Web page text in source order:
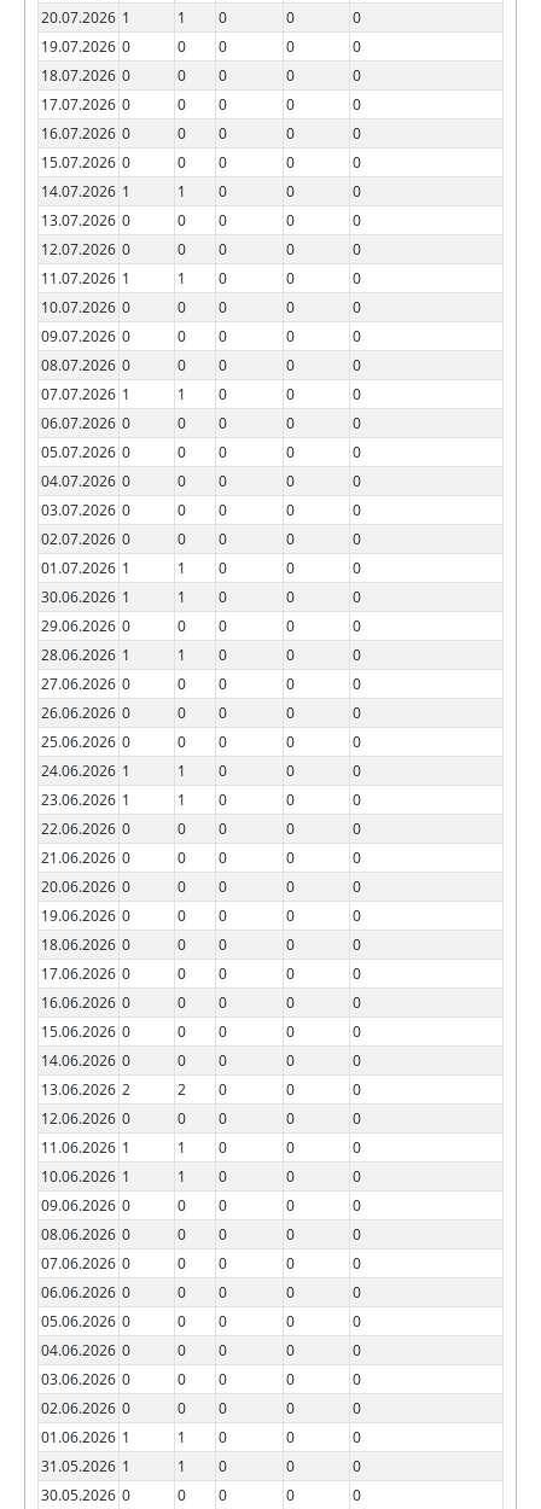
20.07.2026 1 1 0 0
0
19.07.2026 0 0 0 0
0
18.07.2026 0 0 0 0
0
17.07.2026 0 0 0 0
0
16.07.2026 0 0 0 0
0
15.07.2026 0 0 0 0
0
14.07.2026 1 1 0 0
0
13.07.2026 0 0 0 0
0
12.07.2026 0 0 0 0
0
11.07.2026 1 1 0 0
0
10.07.2026 0 0 0 0
0
09.07.2026 0 0 0 0
0
08.07.2026 0 0 0 0
0
07.07.2026 1 1 0 0
0
06.07.2026 0 0 0 0
0
05.07.2026 0 0 0 0
0
04.07.2026 0 0 0 0
0
03.07.2026 0 0 0 0
0
02.07.2026 0 0 0 0
0
01.07.2026 1 1 0 0
0
30.06.2026 1 1 0 0
0
29.06.2026 0 0 0 0
0
28.06.2026 1 1 0 0
0
27.06.2026 0 0 0 0
0
26.06.2026 0 0 0 0
0
25.06.2026 0 0 0 0
0
24.06.2026 1 1 0 0
0
23.06.2026 1 1 0 0
0
22.06.2026 0 0 0 0
0
21.06.2026 0 0 0 0
0
20.06.2026 0 0 0 0
0
19.06.2026 0 0 0 0
0
18.06.2026 0 0 0 0
0
17.06.2026 0 0 0 0
0
16.06.2026 0 0 0 0
0
15.06.2026 0 0 0 0
0
14.06.2026 0 0 0 0
0
13.06.2026 2 2 0 0
0
12.06.2026 0 0 0 0
0
11.06.2026 1 1 0 0
0
10.06.2026 1 1 0 0
0
09.06.2026 0 0 0 0
0
08.06.2026 0 0 0 0
0
07.06.2026 0 0 0 0
0
06.06.2026 0 0 0 0
0
05.06.2026 0 0 0 0
0
04.06.2026 0 0 0 0
0
03.06.2026 0 0 0 0
0
02.06.2026 0 0 0 0
0
01.06.2026 1 1 0 0
0
31.05.2026 1 1 0 0
0
30.05.2026 0 0 0 0 0